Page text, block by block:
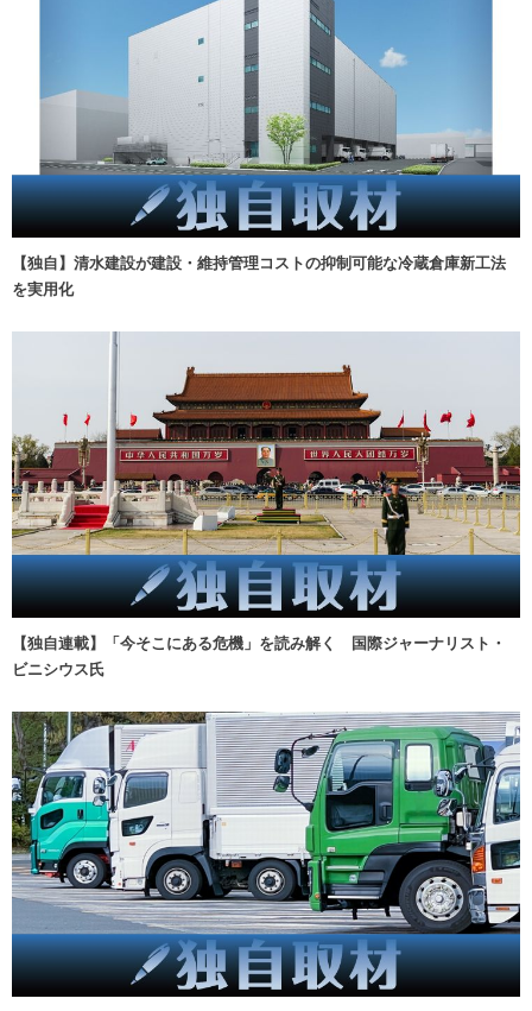
【独自】清水建設が建設・維持管理コストの抑制可能な冷蔵倉庫新工法
を実用化
【独自連載】「今そこにある危機」を読み解く 国際ジャーナリスト・
ビニシウス氏